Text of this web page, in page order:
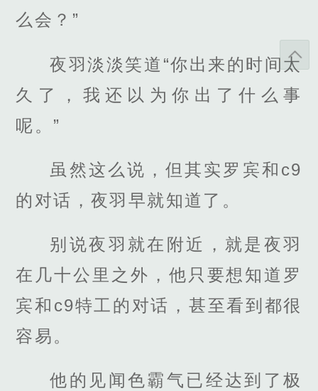
么会？”
夜羽淡淡笑道“你出来的时间太
久了，我还以为你出了什么事
呢。”
虽然这么说，但其实罗宾和c9
的对话，夜羽早就知道了。
别说夜羽就在附近，就是夜羽
在几十公里之外，他只要想知道罗
宾和c9特工的对话，甚至看到都很
容易。
他的见闻色霸气已经达到了极